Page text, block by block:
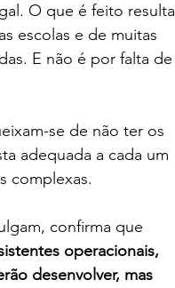
O que é feito resulta
escolas e de muitas
E não é por falta de
se de não ter os
adequada a cada um
complexas.
confirma que
operacionais,
desenvolver, mas